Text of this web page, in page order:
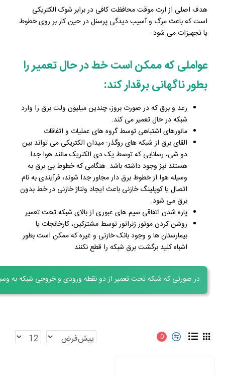
هدف اصلی از ارت موقت محافظت کافی در برابر شوک الکتریکی
است که باعث مرگ و آسیب دیدگی پرسنل در حین کار بر روی خطوط
یا تجهیزات می شود.
عواملی که ممکن است خط در حال تعمیر را
بطور ناگهانی برقدار کند:
رعد و برق که در صورت بروز، چندین میلیون ولت برق را وارد
شبکه در حال تعمیر می کند.
مانورهای اشتباهی توسط گروه های عملیات و اتفاقات
القای برق از شبکه های روگذر: میدان الکتریکی می تواند بین
دو شی، رسانایی که توسط یک دی الکتریک مانند هوا جدا
هستند نیز وجود داشته باشد. هنگامی که خطوط بی برق به
وسیله هوا از خطوط برق دار مجاور جدا شوند، فرآیندی به نام
اتصال یا کوپلینگ خازنی باعث ایجاد ولتاژ خازنی در خط بدون
برق می شود.
پاره شدن اتفاقی سیم های عبوری از بالای شبکه تحت تعمیر
روشن کردن موتور ژنراتور توسط مشترکین، کارخانجات یا
بیمارستان ها و وجود بانک خازنی و غیره که ممکن است بطور
اشباه کلید برگشت برق شبکه را قطع نکنند
در صورتی که شبکه تحت تعمیر از دو نقطه ورودی و خروجی شبکه به
0